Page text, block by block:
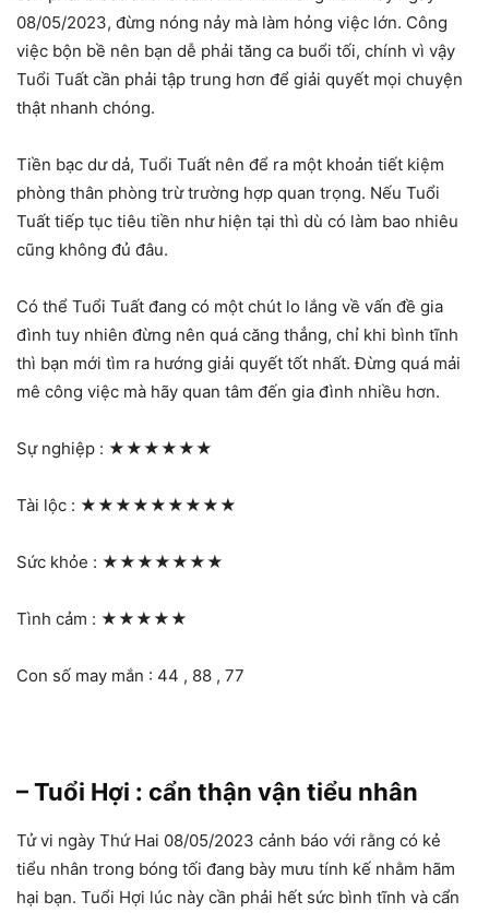
08/05/2023, đừng nóng nảy mà làm hỏng việc lớn. Công
việc bộn bề nên bạn dễ phải tăng ca buổi tối, chính vì vậy
Tuổi Tuất cần phải tập trung hơn để giải quyết mọi chuyện
thật nhanh chóng.
Tiền bạc dư dả, Tuổi Tuất nên để ra một khoản tiết kiệm
phòng thân phòng trừ trường hợp quan trọng. Nếu Tuổi
Tuất tiếp tục tiêu tiền như hiện tại thì dù có làm bao nhiêu
cũng không đủ đâu.
Có thể Tuổi Tuất đang có một chút lo lắng về vấn đề gia
đình tuy nhiên đừng nên quá căng thẳng, chỉ khi bình tĩnh
thì bạn mới tìm ra hướng giải quyết tốt nhất. Đừng quá mải
mê công việc mà hãy quan tâm đến gia đình nhiều hơn.
Sự nghiệp : ★★★★★★
Tài lộc : ★★★★★★★★★
Sức khỏe : ★★★★★★★
Tình cảm : ★★★★★
Con số may mắn : 44 , 88 , 77
– Tuổi Hợi : cẩn thận vận tiểu nhân
Tử vi ngày Thứ Hai 08/05/2023 cảnh báo với rằng có kẻ
tiểu nhân trong bóng tối đang bày mưu tính kế nhằm hãm
hại bạn. Tuổi Hợi lúc này cần phải hết sức bình tĩnh và cẩn